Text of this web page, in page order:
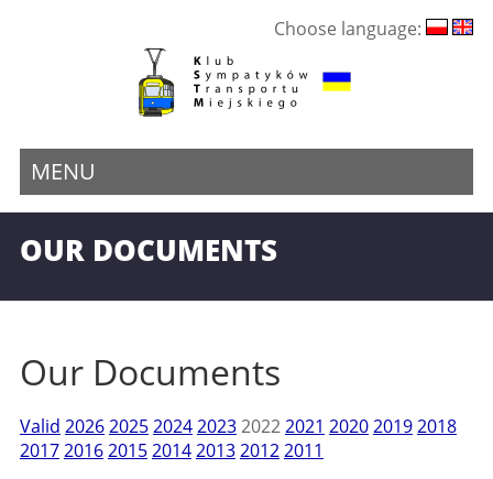
Choose language:
MENU
OUR DOCUMENTS
Our Documents
Valid 202620252024202320222021 202020192018
2017201620152014201320122011